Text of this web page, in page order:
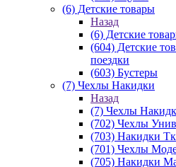
(6) Детские товары
Назад
(6) Детские
(604) Детские
поездки
(603) Бустеры
(7) Чехлы Накидки
Назад
(7) Чехлы
(702) Чехлы
(703) Накидки
(701) Чехлы
(705) Накидки